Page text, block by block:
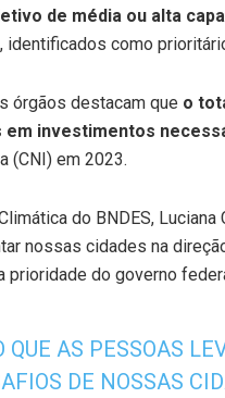
de média ou alta
como
órgãos destacam que o
em investimentos
(CNI) em 2023.
do BNDES,
nossas cidades na
prioridade do governo
QUE AS PESSOAS
DE NOSSAS